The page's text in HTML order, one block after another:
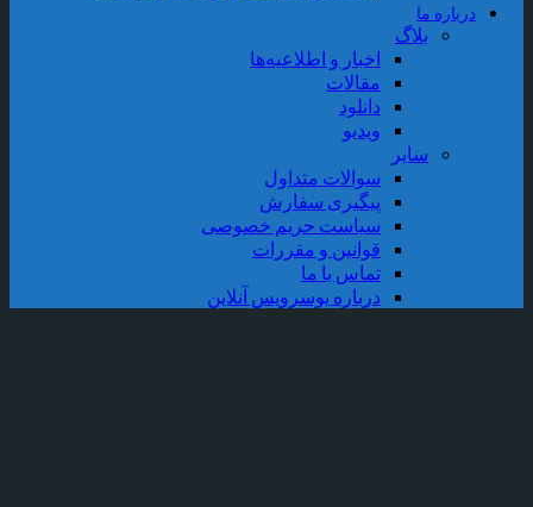
ما
اخبار و اطلاعیه‌ها
مقالات
دانلود
سوالات متداول
پیگیری سفارش
سیاست حریم خصوصی
قوانین و مقررات
تماس با ما
درباره یوسرویس آنلاین